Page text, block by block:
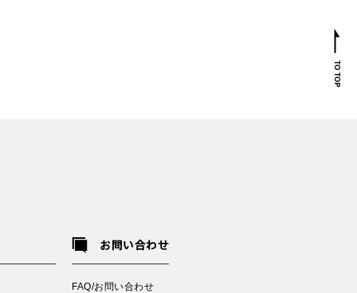
お問い合わせ
FAQ/お問い合わせ